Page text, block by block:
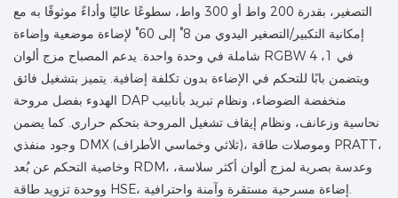
التصغير، بقدرة 200 واط أو 300 واط، سطوعًا عاليًا وأداءً موثوقًا به مع
إمكانية التكبير/التصغير اليدوي من 8° إلى 60° لإضاءة موضعية وإضاءة
شاملة في وحدة واحدة. يدعم المصباح مزج ألوان RGBW 4 في 1،
ويتضمن بابًا للتحكم في الإضاءة بدون تكلفة إضافية. يتميز بتشغيل فائق
الهدوء بفضل مروحة DAP منخفضة الضوضاء، ونظام تبريد بأنابيب
نحاسية وزعانف، ونظام إيقاف تشغيل المروحة بتحكم حراري. كما يضمن
وجود منفذي DMX (ثلاثي وخماسي الأطراف)، وموصلات طاقة PRATT،
وخاصية التحكم عن بُعد RDM، وعدسة بصرية لمزج ألوان أكثر سلاسة،
ووحدة تزويد طاقة HSE، إضاءة مسرحية مستقرة وآمنة واحترافية.